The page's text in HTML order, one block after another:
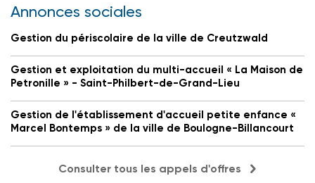
Annonces sociales
Gestion du périscolaire de la ville de Creutzwald
Gestion et exploitation du multi-accueil « La Maison de
Petronille » - Saint-Philbert-de-Grand-Lieu
Gestion de l'établissement d'accueil petite enfance «
Marcel Bontemps » de la ville de Boulogne-Billancourt
Consulter tous les appels d'offres